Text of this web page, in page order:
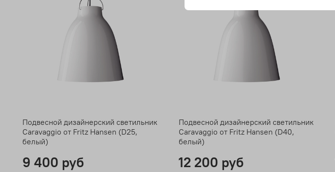
Подвесной дизайнерский светильник
Caravaggio от Fritz Hansen (D25,
белый)
9 400 руб
Подвесной дизайнерский светильник
Caravaggio от Fritz Hansen (D40,
белый)
12 200 руб